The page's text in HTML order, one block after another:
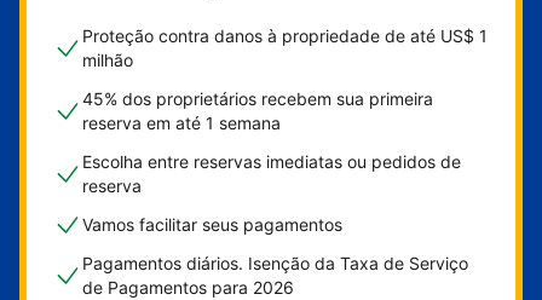
Proteção contra danos à propriedade de até US$ 1
milhão
45% dos proprietários recebem sua primeira
reserva em até 1 semana
Escolha entre reservas imediatas ou pedidos de
reserva
Vamos facilitar seus pagamentos
Pagamentos diários. Isenção da Taxa de Serviço
de Pagamentos para 2026